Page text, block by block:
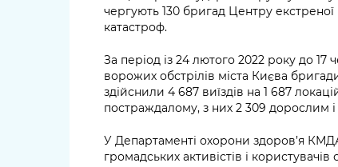
чергують 130 бригад Центру
катастроф.
За період із 24 лютого 2022 року до 17
ворожих обстрілів міста Києва
здійснили 4 687 виїздів на 1 687
постраждалому, з них 2 309 дорослим і
У Департаменті охорони здоров’я
громадських активістів і